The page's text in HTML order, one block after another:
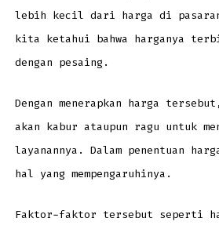
lebih kecil dari harga di
kita ketahui bahwa harganya
dengan pesaing.
Dengan menerapkan harga
akan kabur ataupun ragu untuk
layanannya. Dalam penentuan
hal yang mempengaruhinya.
Faktor-faktor tersebut seperti